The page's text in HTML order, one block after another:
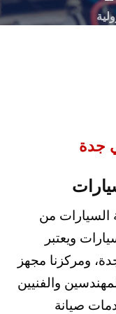
جدة
السيارات من
ويعتبر
ومركزنا مجهز
والفنيين
صيانة